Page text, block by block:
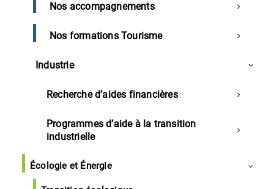
Nos accompagnements
Nos formations Tourisme
Industrie
Recherche d’aides financières
Programmes d’aide à la transition
industrielle
Écologie et Énergie
préconisations de la CCI des Landes pour les
Trituration de soja local à St-Sever
Le 1er « Booster Camp » du Réseau Entreprendre
Adour
l’habillement dans les Landes